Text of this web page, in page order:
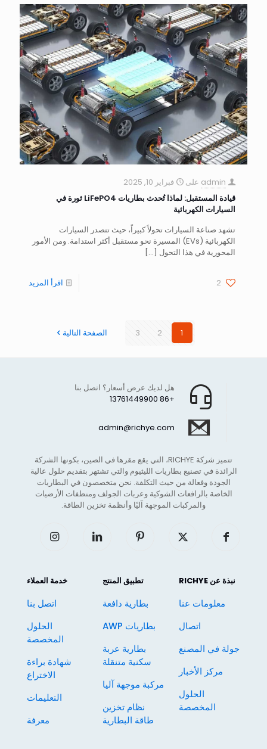
admin على
فبراير 10, 2025
قيادة المستقبل: لماذا تُحدث بطاريات LiFePO4 ثورة في
السيارات الكهربائية
تشهد صناعة السيارات تحولاً كبيراً، حيث تتصدر السيارات
الكهربائية (EVs) المسيرة نحو مستقبل أكثر استدامة. ومن الأمور
المحورية في هذا التحول […]
2 اقرأ المزيد
1
2
3 الصفحة التالية
+86 13761449900
هل لديك عرض أسعار؟ اتصل بنا
admin@richye.com
تتميز شركة RICHYE، التي يقع مقرها في الصين، بكونها الشركة
الرائدة في تصنيع بطاريات الليثيوم والتي تشتهر بتقديم حلول عالية
الجودة وفعالة من حيث التكلفة. نحن متخصصون في البطاريات
الخاصة بالرافعات الشوكية وعربات الجولف ومنظفات الأرضيات
والمركبات الموجهة آليًا وأنظمة تخزين الطاقة.
نبذة عن RICHYE
معلومات عنا
اتصال
جولة في المصنع
مركز الأخبار
الحلول
المخصصة
تطبيق المنتج
بطارية دافعة
بطاريات AWP
بطارية عربة
سكنية متنقلة
مركبة موجهة آليا
نظام تخزين
طاقة البطارية
خدمة العملاء
اتصل بنا
الحلول
المخصصة
شهادة براءة
الاختراع
التعليمات
معرفة